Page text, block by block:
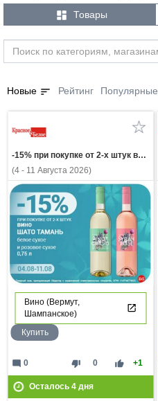
 Товары
Новые sort Рейтинг Популярные
-15% при покупке от 2-х штук вино ШАТО ТАМАНЬ белое сухое и розовое сухое 0,75л
(4 - 11 Августа 2026)
Вино (Вермут,
Шампанское)
Купить
thumb_down 0 thumb_up +1
mode_comment 0
Осталось 4дня